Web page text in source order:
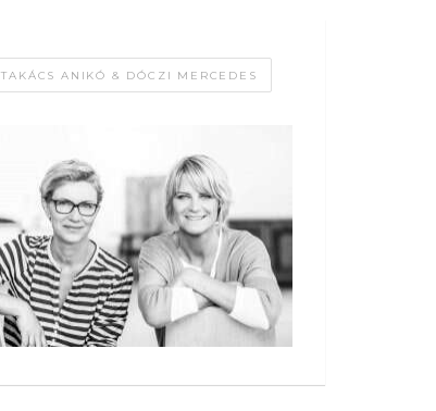
TAKÁCS ANIKÓ & DÓCZI MERCEDES